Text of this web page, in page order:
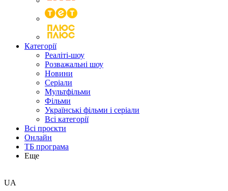
Категорії
Реаліті-шоу
Розважальні шоу
Новини
Серіали
Мультфільми
Фільми
Українські фільми і серіали
Всі категорії
Всі проєкти
Онлайн
ТБ програма
Еще
UA